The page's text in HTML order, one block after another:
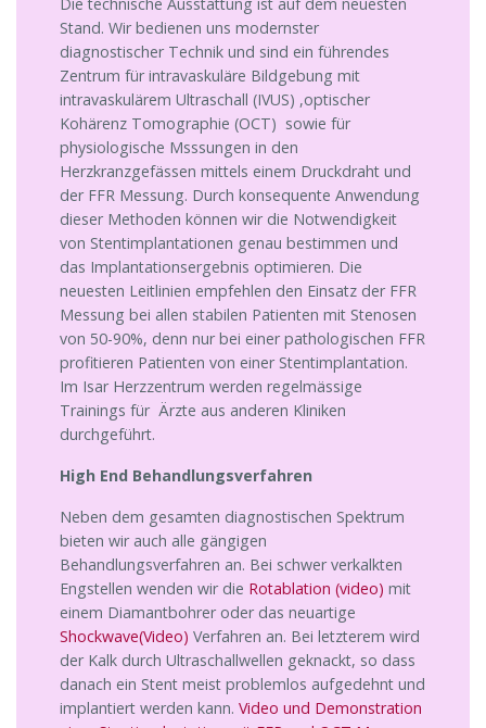
Stand. Wir bedienen uns modernster
diagnostischer Technik und sind ein führendes
Zentrum für intravaskuläre Bildgebung mit
intravaskulärem Ultraschall (IVUS) ,optischer
Kohärenz Tomographie (OCT) sowie für
physiologische Msssungen in den
Herzkranzgefässen mittels einem Druckdraht und
der FFR Messung. Durch konsequente Anwendung
dieser Methoden können wir die Notwendigkeit
von Stentimplantationen genau bestimmen und
das Implantationsergebnis optimieren. Die
neuesten Leitlinien empfehlen den Einsatz der FFR
Messung bei allen stabilen Patienten mit Stenosen
von 50-90%, denn nur bei einer pathologischen FFR
profitieren Patienten von einer Stentimplantation.
Im Isar Herzzentrum werden regelmässige
Trainings für Ärzte aus anderen Kliniken
durchgeführt.
High End Behandlungsverfahren
Neben dem gesamten diagnostischen Spektrum
bieten wir auch alle gängigen
Behandlungsverfahren an. Bei schwer verkalkten
Engstellen wenden wir die Rotablation (video) mit
einem Diamantbohrer oder das neuartige
Shockwave(Video) Verfahren an. Bei letzterem wird
der Kalk durch Ultraschallwellen geknackt, so dass
danach ein Stent meist problemlos aufgedehnt und
implantiert werden kann. Video und Demonstration